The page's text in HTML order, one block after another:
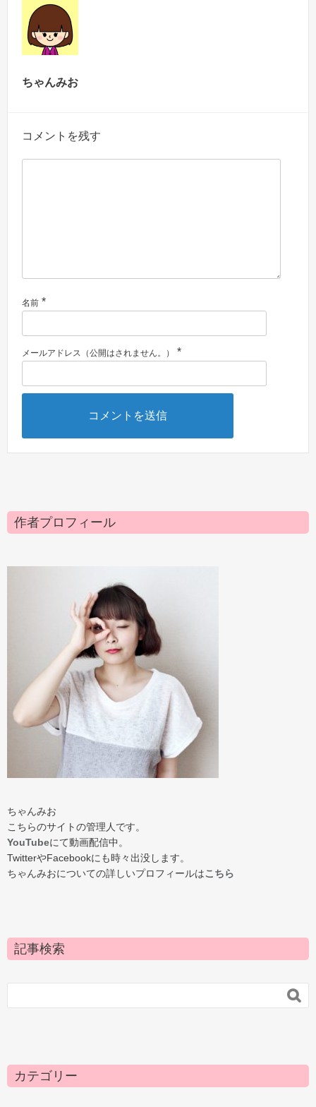
ちゃんみお
コメントを残す
名前 *
メールアドレス（公開はされません。） *
作者プロフィール
ちゃんみお
こちらのサイトの管理人です。
YouTubeにて動画配信中。
TwitterやFacebookにも時々出没します。
ちゃんみおについての詳しいプロフィールはこちら
記事検索

カテゴリー